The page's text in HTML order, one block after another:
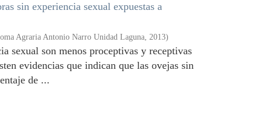
sin experiencia sexual expuestas a
Agraria Antonio Narro Unidad Laguna, 2013)
sexual son menos proceptivas y receptivas
evidencias que indican que las ovejas sin
de ...